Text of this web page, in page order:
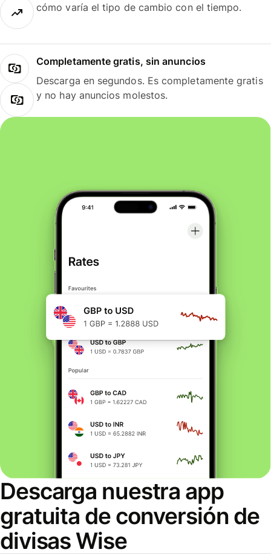
cómo varía el tipo de cambio con el tiempo.
Completamente gratis, sin anuncios
Descarga en segundos. Es completamente gratis
y no hay anuncios molestos.
Descarga nuestra app
gratuita de conversión de
divisas Wise